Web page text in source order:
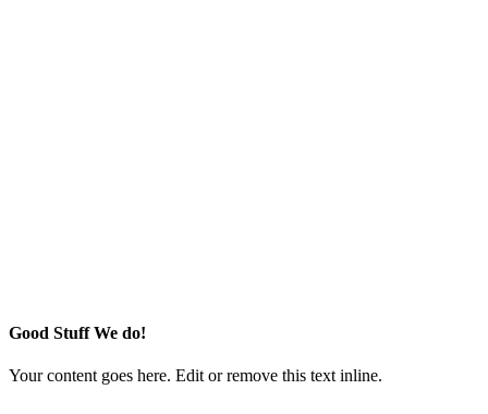
Good Stuff We do!
Your content goes here. Edit or remove this text inline.